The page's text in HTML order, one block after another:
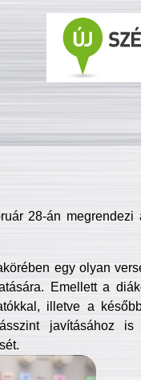
28-án
egy olyan
Emellett a
illetve a
javításához is